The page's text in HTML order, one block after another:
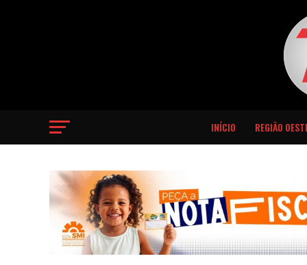
INÍCIO REGIÃO